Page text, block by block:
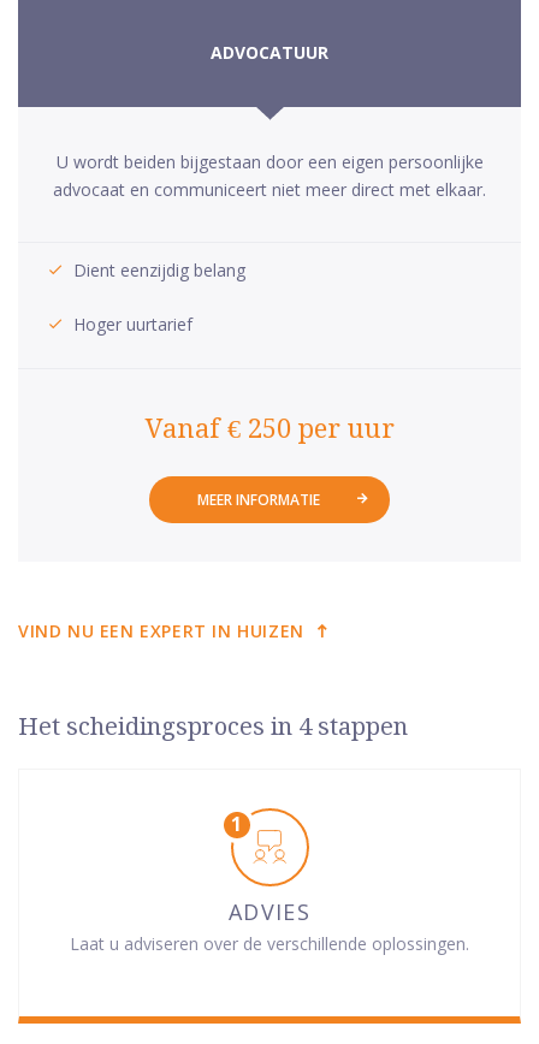
ADVOCATUUR
U wordt beiden bijgestaan door een eigen persoonlijke
advocaat en communiceert niet meer direct met elkaar.
Dient eenzijdig belang
Hoger uurtarief
Vanaf € 250 per uur
MEER INFORMATIE
VIND NU EEN EXPERT IN HUIZEN
Het scheidingsproces in 4 stappen
ADVIES
Laat u adviseren over de verschillende oplossingen.